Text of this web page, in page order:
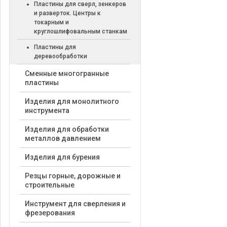
Пластины для сверл, зенкеров
и разверток. Центры к
токарным и
круглошлифовальным станкам
Пластины для
деревообработки
Cменные многогранные
пластины
Изделия для монолитного
инструмента
Изделия для обработки
металлов давлением
Изделия для бурения
Резцы горные, дорожные и
строительные
Инструмент для сверления и
фрезерования